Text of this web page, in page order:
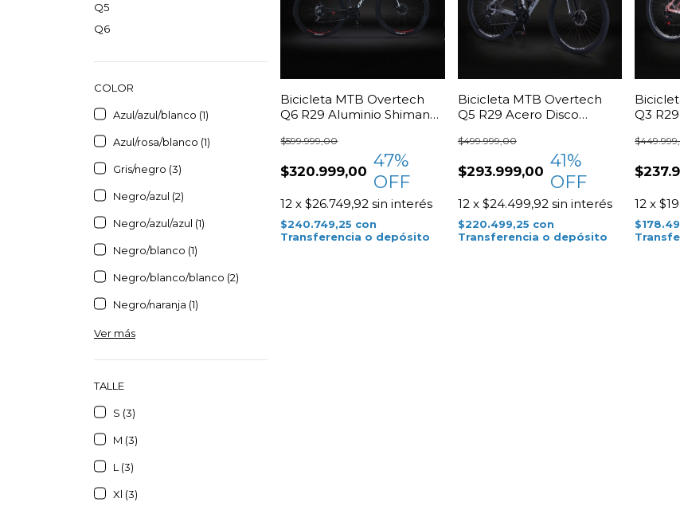
Q5
Q6
COLOR
Azul/azul/blanco (1)
Azul/rosa/blanco (1)
Gris/negro (3)
Negro/azul (2)
Negro/azul/azul (1)
Negro/blanco (1)
Negro/blanco/blanco (2)
Negro/naranja (1)
Ver más
TALLE
S (3)
M (3)
L (3)
Xl (3)
Bicicleta MTB Overtech
Q6 R29 Aluminio Shimano
$320.999,00
$599.999,00
47%
OFF
12 x$26.749,92 sin interés
$240.749,25 con
Transferencia o depósito
Bicicleta MTB Overtech
Q5 R29 Acero Disco
$293.999,00
$499.999,00
41%
OFF
12 x $24.499,92 sin interés
$220.499,25 con
Transferencia o depósito
Q3
12 x